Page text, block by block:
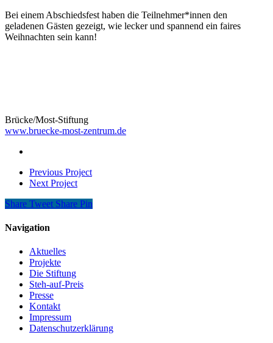
Bei einem Abschiedsfest haben die Teilnehmer*innen den
geladenen Gästen gezeigt, wie lecker und spannend ein faires
Weihnachten sein kann!
Brücke/Most-Stiftung
www.bruecke-most-zentrum.de
Previous Project
Next Project
Share Tweet Share Pin
Navigation
Aktuelles
Projekte
Die Stiftung
Steh-auf-Preis
Presse
Kontakt
Impressum
Datenschutzerklärung